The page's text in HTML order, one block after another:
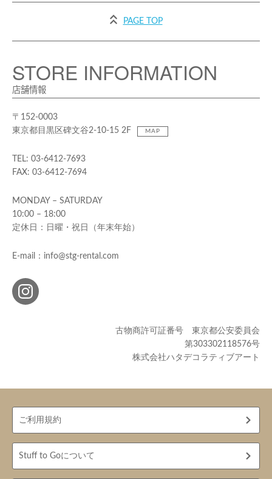
PAGE TOP
STORE INFORMATION
店舗情報
〒152-0003
東京都目黒区碑文谷2-10-15 2F
MAP
TEL: 03-6412-7693
FAX: 03-6412-7694
MONDAY – SATURDAY
10:00 – 18:00
定休日：日曜・祝日（年末年始）
E-mail：info@stg-rental.com
古物商許可証番号 東京都公安委員会
第303302118576号
株式会社ハタデコラティブアート
ご利用規約
Stuff to Goについて